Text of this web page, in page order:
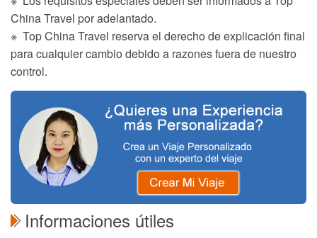
China Travel por adelantado.
※ Top China Travel reserva el derecho de explicación final
para cualquier cambio debido a razones fuera de nuestro
control.
Informaciones útiles